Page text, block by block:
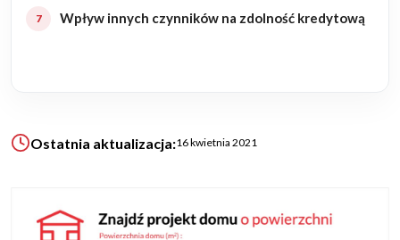
Realizacje
Ogrody
KALKULATOR BUDOWY
BLOG
Wpływ innych czynników na zdolność kredytową
Ostatnia aktualizacja:16 kwietnia 2021